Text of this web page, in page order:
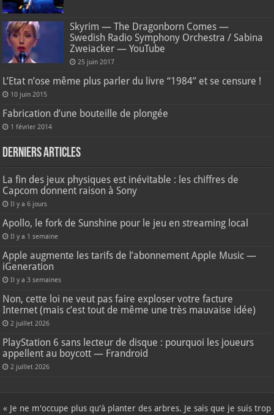
Skyrim — The Dragonborn Comes —
Swedish Radio Symphony Orchestra / Sabina
Zweiacker — YouTube
25 juin 2017
L’Etat n’ose même plus parler du livre “1984” et se censure !
10 juin 2015
Fabrication d’une bouteille de plongée
1 février 2014
Derniers articles
La fin des jeux physiques est inévitable : les chiffres de
Capcom donnent raison à Sony
Il y a 6 jours
Apollo, le fork de Sunshine pour le jeu en streaming local
Il y a 1 semaine
Apple augmente les tarifs de l’abonnement Apple Music —
iGeneration
Il y a 3 semaines
Non, cette loi ne veut pas faire exploser votre facture
Internet (mais c’est tout de même une très mauvaise idée)
2 juillet 2026
PlayStation 6 sans lecteur de disque : pourquoi les joueurs
appellent au boycott — Frandroid
2 juillet 2026
« Je ne m'occupe plus qu'à planter des arbres. Je sais que je suis trop